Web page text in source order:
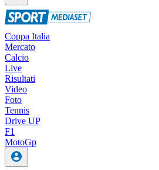
Coppa Italia
Mercato
Calcio
Live
Risultati
Video
Foto
Tennis
Drive UP
F1
MotoGp